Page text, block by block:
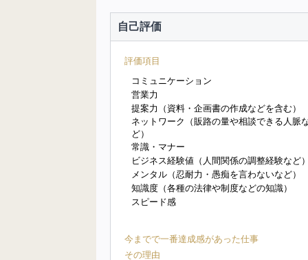
自己評価
評価項目
コミュニケーション
営業力
提案力（資料・企画書の作成などを含む）
ネットワーク（販路の量や相談できる人脈
ど）
常識・マナー
ビジネス経験値（人間関係の調整経験など
メンタル（忍耐力・愚痴を言わないなど）
知識度（各種の法律や制度などの知識）
スピード感
今までで一番達成感があった仕事
その理由